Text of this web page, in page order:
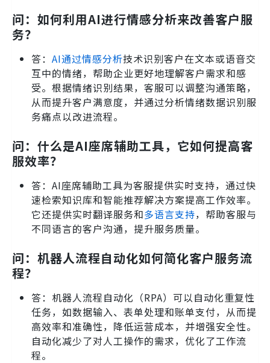
问：如何利用AI进行情感分析来改善客户服
务？
答： AI通过情感分析技术识别客户在文本或语音交
互中的情绪，帮助企业更好地理解客户需求和感
受。根据情绪识别结果，客服可以调整沟通策略，
从而提升客户满意度，并通过分析情绪数据识别服
务痛点以改进流程。
问：什么是AI座席辅助工具，它如何提高客
服效率？
答：AI座席辅助工具为客服提供实时支持，通过快
速检索知识库和智能推荐解决方案提高工作效率。
它还提供实时翻译服务和多语言支持，帮助客服与
不同语言的客户沟通，提升服务质量。
问：机器人流程自动化如何简化客户服务流
程？
答：机器人流程自动化（RPA）可以自动化重复性
任务，如数据输入、表单处理和账单支付，从而提
高效率和准确性，降低运营成本，并增强安全性。
自动化减少了对人工操作的需求，优化了工作流
程。